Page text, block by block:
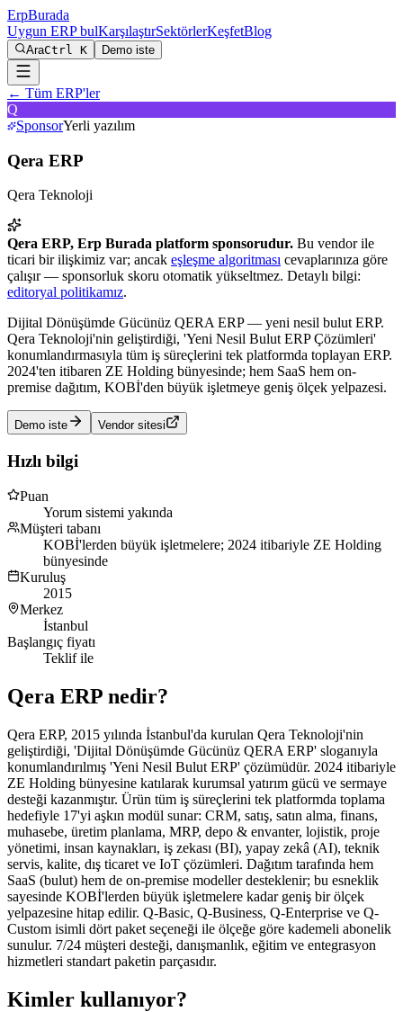
ErpBurada
Uygun ERP bulKarşılaştırSektörlerKeşfetBlog
AraCtrl K Demo iste
← Tüm ERP'ler
Q
SponsorYerli yazılım
Qera ERP
Qera Teknoloji
Qera ERP, Erp Burada platform sponsorudur. Bu vendor ile
ticari bir ilişkimiz var; ancak eşleşme algoritması cevaplarınıza göre
çalışır — sponsorluk skoru otomatik yükseltmez. Detaylı bilgi:
editoryal politikamız.
Dijital Dönüşümde Gücünüz QERA ERP — yeni nesil bulut ERP.
Qera Teknoloji'nin geliştirdiği, 'Yeni Nesil Bulut ERP Çözümleri'
konumlandırmasıyla tüm iş süreçlerini tek platformda toplayan ERP.
2024'ten itibaren ZE Holding bünyesinde; hem SaaS hem on-
premise dağıtım, KOBİ'den büyük işletmeye geniş ölçek yelpazesi.
Demo iste Vendor sitesi
Hızlı bilgi
Puan
Yorum sistemi yakında
Müşteri tabanı
KOBİ'lerden büyük işletmelere; 2024 itibariyle ZE Holding
bünyesinde
Kuruluş
2015
Merkez
İstanbul
Başlangıç fiyatı
Teklif ile
Qera ERP nedir?
Qera ERP, 2015 yılında İstanbul'da kurulan Qera Teknoloji'nin
geliştirdiği, 'Dijital Dönüşümde Gücünüz QERA ERP' sloganıyla
konumlandırılmış 'Yeni Nesil Bulut ERP' çözümüdür. 2024 itibariyle
ZE Holding bünyesine katılarak kurumsal yatırım gücü ve sermaye
desteği kazanmıştır. Ürün tüm iş süreçlerini tek platformda toplama
hedefiyle 17'yi aşkın modül sunar: CRM, satış, satın alma, finans,
muhasebe, üretim planlama, MRP, depo & envanter, lojistik, proje
yönetimi, insan kaynakları, iş zekası (BI), yapay zekâ (AI), teknik
servis, kalite, dış ticaret ve IoT çözümleri. Dağıtım tarafında hem
SaaS (bulut) hem de on-premise modeller desteklenir; bu esneklik
sayesinde KOBİ'lerden büyük işletmelere kadar geniş bir ölçek
yelpazesine hitap edilir. Q-Basic, Q-Business, Q-Enterprise ve Q-
Custom isimli dört paket seçeneği ile ölçeğe göre kademeli abonelik
sunulur. 7/24 müşteri desteği, danışmanlık, eğitim ve entegrasyon
hizmetleri standart paketin parçasıdır.
Kimler kullanıyor?